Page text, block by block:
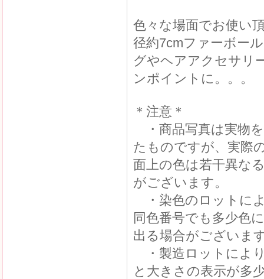
色々な場面でお使い
径約7cmファーボー
グやヘアアクセサリ
ンポイントに。。。
＊注意＊
・商品写真は実物
たものですが、実際
面上の色は若干異な
がございます。
・染色のロットに
同色番号でも多少色
出る場合がございま
・製造ロットによ
と大きさの表示が多